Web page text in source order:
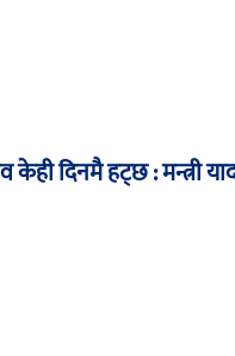
केही दिनमै हट्छ : मन्त्री